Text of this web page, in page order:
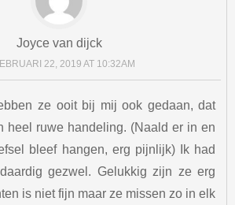
Joyce van dijck
22, 2019 AT 10:32AM
ze ooit bij mij ook gedaan, dat
heel ruwe handeling. (Naald er in en
bleef hangen, erg pijnlijk) Ik had
gezwel. Gelukkig zijn ze erg
is niet fijn maar ze missen zo in elk